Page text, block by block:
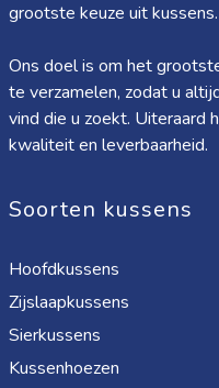
grootste keuze uit kussens.
Ons doel is om het
te verzamelen, zodat u
vind die u zoekt. Uiteraard
kwaliteit en leverbaarheid.
Soorten kussens
Hoofdkussens
Zijslaapkussens
Sierkussens
Kussenhoezen